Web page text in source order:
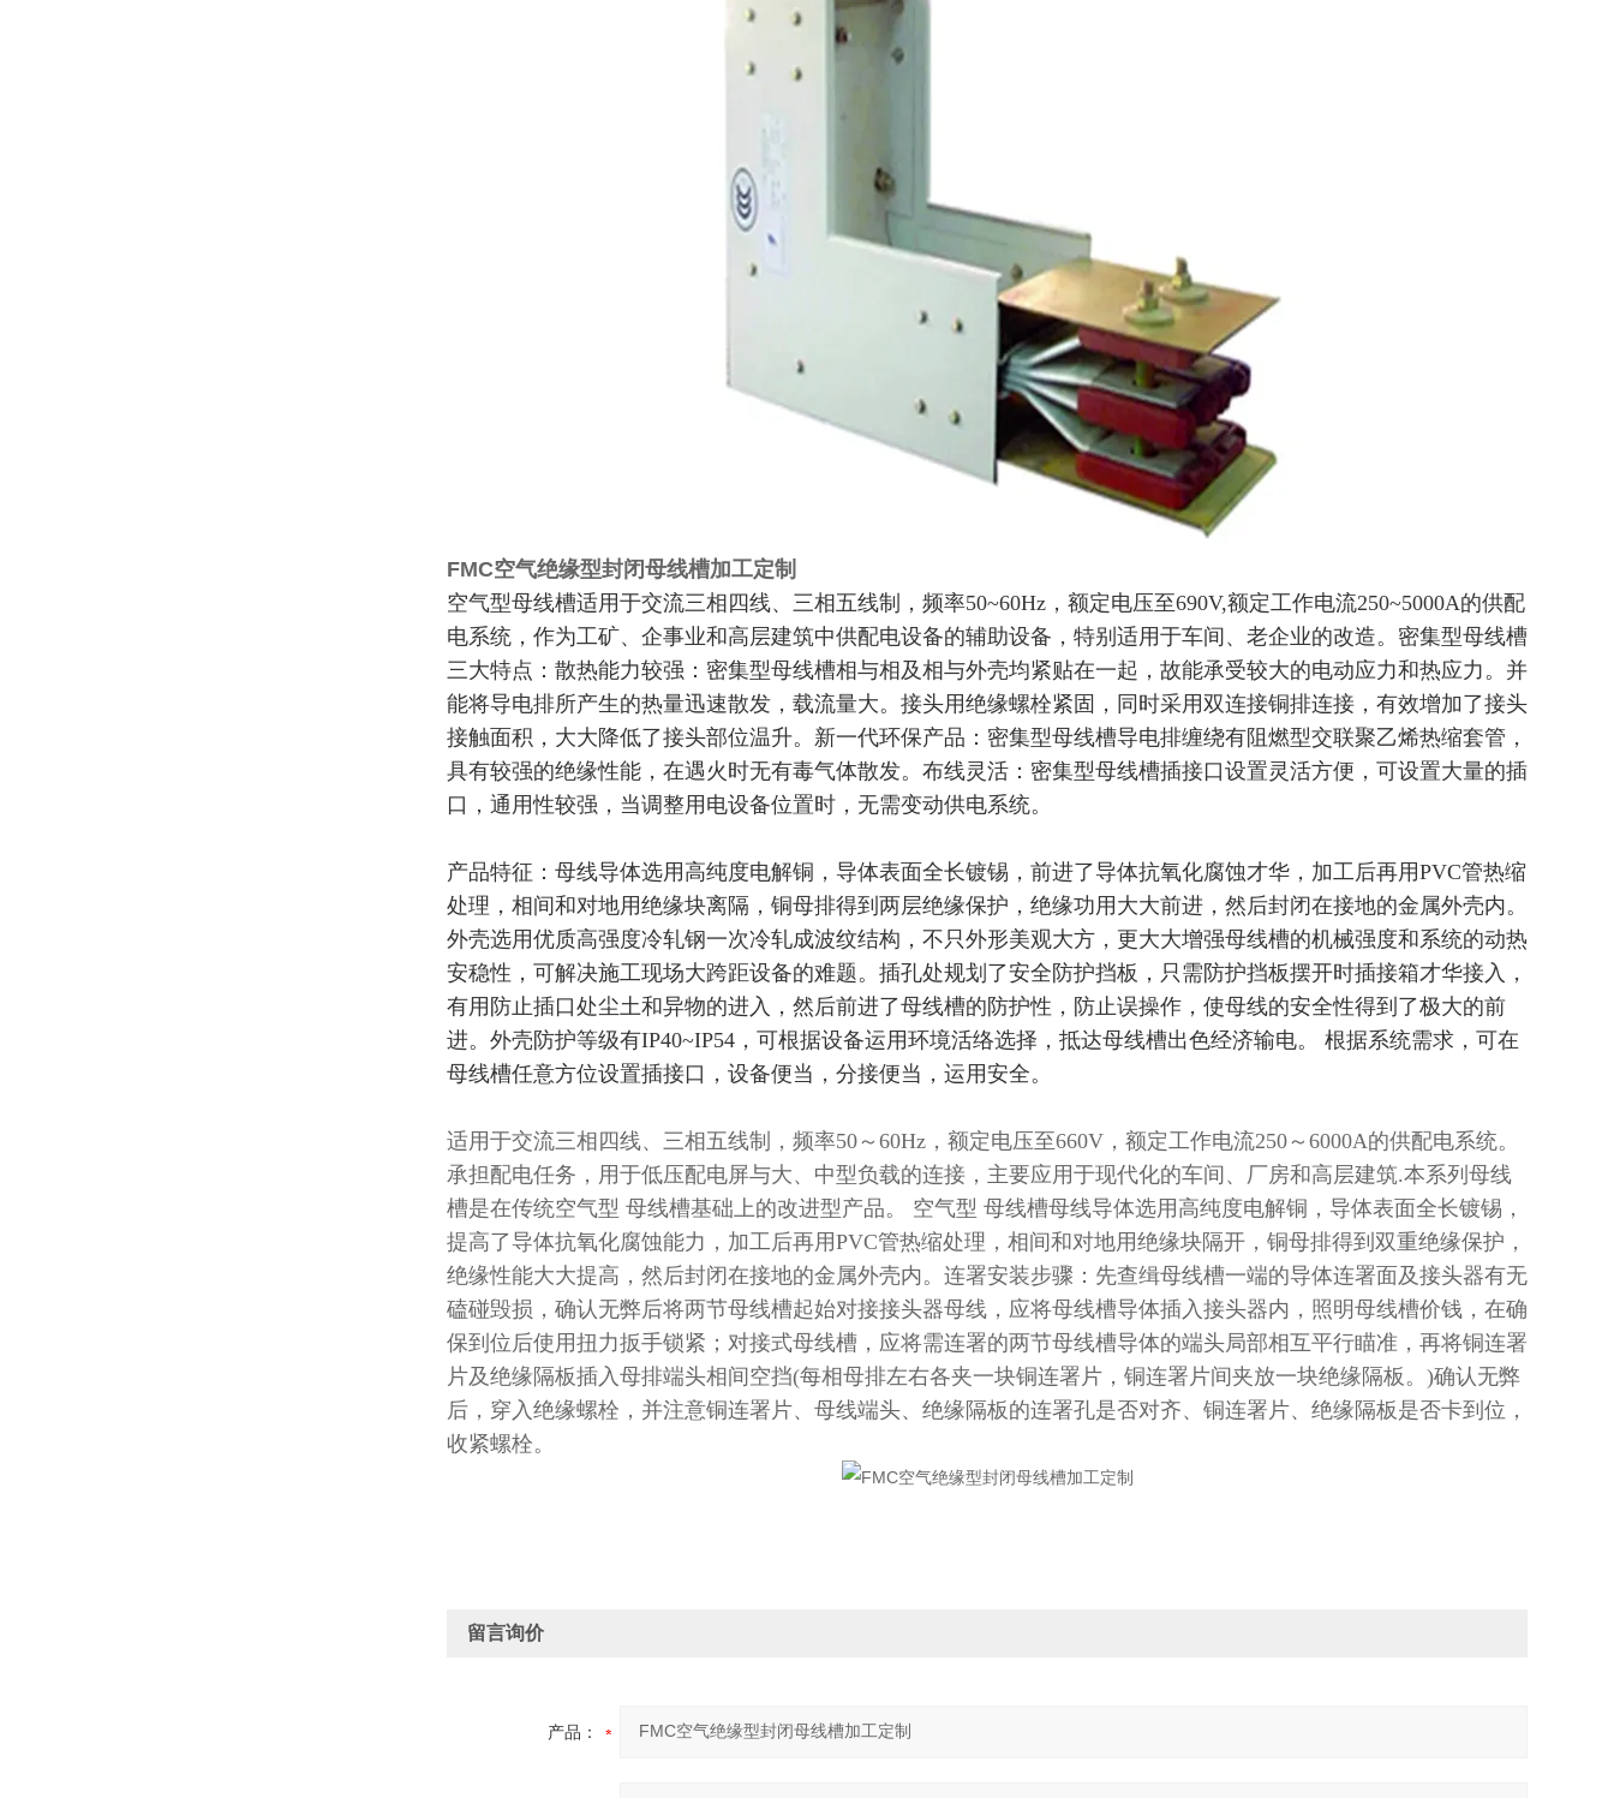
FMC空气绝缘型封闭母线槽加工定制
空气型母线槽适用于交流三相四线、三相五线制，频率50~60Hz，额定电压至690V,额定工作电流250~5000A的供配
电系统，作为工矿、企事业和高层建筑中供配电设备的辅助设备，特别适用于车间、老企业的改造。密集型母线槽
三大特点：散热能力较强：密集型母线槽相与相及相与外壳均紧贴在一起，故能承受较大的电动应力和热应力。并
能将导电排所产生的热量迅速散发，载流量大。接头用绝缘螺栓紧固，同时采用双连接铜排连接，有效增加了接头
接触面积，大大降低了接头部位温升。新一代环保产品：密集型母线槽导电排缠绕有阻燃型交联聚乙烯热缩套管，
具有较强的绝缘性能，在遇火时无有毒气体散发。布线灵活：密集型母线槽插接口设置灵活方便，可设置大量的插
口，通用性较强，当调整用电设备位置时，无需变动供电系统。
产品特征：母线导体选用高纯度电解铜，导体表面全长镀锡，前进了导体抗氧化腐蚀才华，加工后再用PVC管热缩
处理，相间和对地用绝缘块离隔，铜母排得到两层绝缘保护，绝缘功用大大前进，然后封闭在接地的金属外壳内。
外壳选用优质高强度冷轧钢一次冷轧成波纹结构，不只外形美观大方，更大大增强母线槽的机械强度和系统的动热
安稳性，可解决施工现场大跨距设备的难题。插孔处规划了安全防护挡板，只需防护挡板摆开时插接箱才华接入，
有用防止插口处尘土和异物的进入，然后前进了母线槽的防护性，防止误操作，使母线的安全性得到了极大的前
进。外壳防护等级有IP40~IP54，可根据设备运用环境活络选择，抵达母线槽出色经济输电。 根据系统需求，可在
母线槽任意方位设置插接口，设备便当，分接便当，运用安全。
适用于交流三相四线、三相五线制，频率50～60Hz，额定电压至660V，额定工作电流250～6000A的供配电系统。
承担配电任务，用于低压配电屏与大、中型负载的连接，主要应用于现代化的车间、厂房和高层建筑.本系列母线
槽是在传统空气型 母线槽基础上的改进型产品。 空气型 母线槽母线导体选用高纯度电解铜，导体表面全长镀锡，
提高了导体抗氧化腐蚀能力，加工后再用PVC管热缩处理，相间和对地用绝缘块隔开，铜母排得到双重绝缘保护，
绝缘性能大大提高，然后封闭在接地的金属外壳内。连署安装步骤：先查缉母线槽一端的导体连署面及接头器有无
磕碰毁损，确认无弊后将两节母线槽起始对接接头器母线，应将母线槽导体插入接头器内，照明母线槽价钱，在确
保到位后使用扭力扳手锁紧；对接式母线槽，应将需连署的两节母线槽导体的端头局部相互平行瞄准，再将铜连署
片及绝缘隔板插入母排端头相间空挡(每相母排左右各夹一块铜连署片，铜连署片间夹放一块绝缘隔板。)确认无弊
后，穿入绝缘螺栓，并注意铜连署片、母线端头、绝缘隔板的连署孔是否对齐、铜连署片、绝缘隔板是否卡到位，
收紧螺栓。
留言询价
产品：